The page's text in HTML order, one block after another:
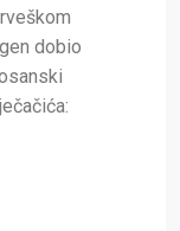
dobio